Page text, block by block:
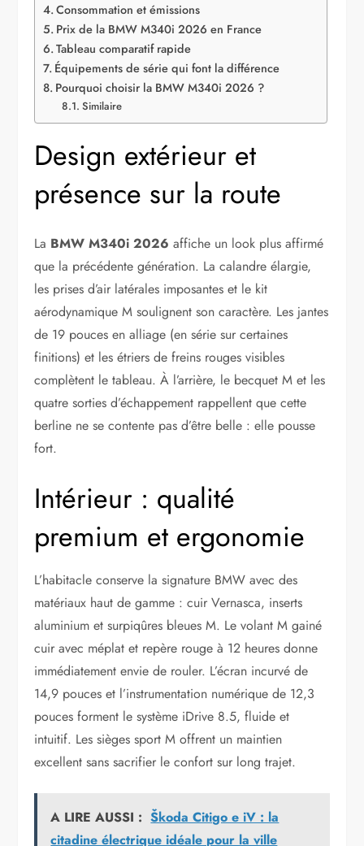
Consommation et émissions
Prix de la BMW M340i 2026 en France
Tableau comparatif rapide
Équipements de série qui font la différence
Pourquoi choisir la BMW M340i 2026 ?
Similaire
Design extérieur et
présence sur la route
La BMW M340i 2026 affiche un look plus affirmé
que la précédente génération. La calandre élargie,
les prises d’air latérales imposantes et le kit
aérodynamique M soulignent son caractère. Les jantes
de 19 pouces en alliage (en série sur certaines
finitions) et les étriers de freins rouges visibles
complètent le tableau. À l’arrière, le becquet M et les
quatre sorties d’échappement rappellent que cette
berline ne se contente pas d’être belle : elle pousse
fort.
Intérieur : qualité
premium et ergonomie
L’habitacle conserve la signature BMW avec des
matériaux haut de gamme : cuir Vernasca, inserts
aluminium et surpiqûres bleues M. Le volant M gainé
cuir avec méplat et repère rouge à 12 heures donne
immédiatement envie de rouler. L’écran incurvé de
14,9 pouces et l’instrumentation numérique de 12,3
pouces forment le système iDrive 8.5, fluide et
intuitif. Les sièges sport M offrent un maintien
excellent sans sacrifier le confort sur long trajet.
A LIRE AUSSI : Škoda Citigo e iV : la
citadine électrique idéale pour la ville